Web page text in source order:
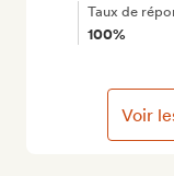
Taux de
100%
Voir